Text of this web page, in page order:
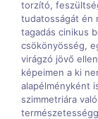
torzító,
tudatosságát én
tagadás cinikus
csökönyösség,
virágzó jövő
képeimen a ki
alapélményként
szimmetriára